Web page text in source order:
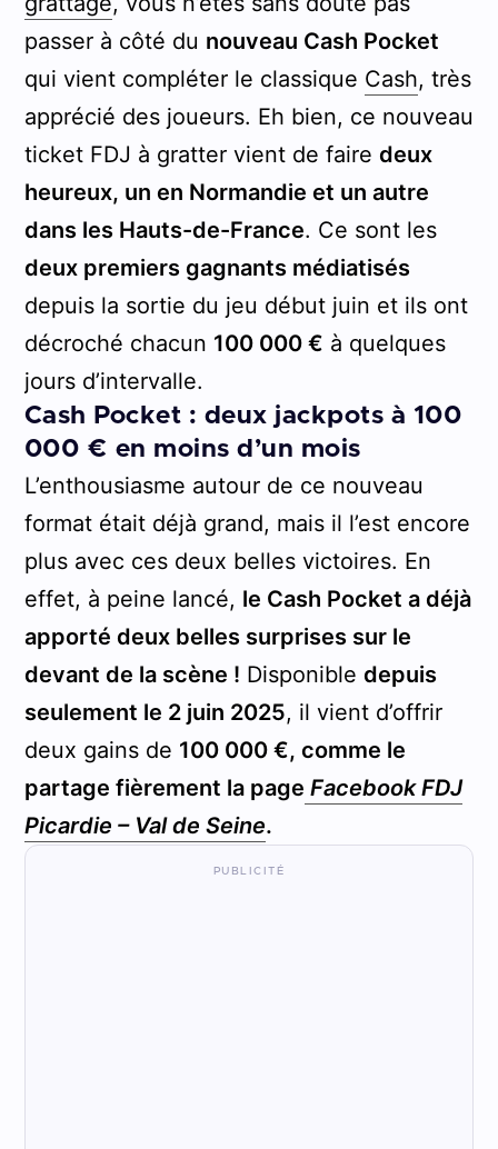
passer à côté du nouveau Cash Pocket
qui vient compléter le classique Cash, très
apprécié des joueurs. Eh bien, ce nouveau
ticket FDJ à gratter vient de faire deux
heureux, un en Normandie et un autre
dans les Hauts-de-France. Ce sont les
deux premiers gagnants médiatisés
depuis la sortie du jeu début juin et ils ont
décroché chacun 100 000 € à quelques
jours d’intervalle.
Cash Pocket : deux jackpots à 100
000 € en moins d’un mois
L’enthousiasme autour de ce nouveau
format était déjà grand, mais il l’est encore
plus avec ces deux belles victoires. En
effet, à peine lancé, le Cash Pocket a déjà
apporté deux belles surprises sur le
devant de la scène ! Disponible depuis
seulement le 2 juin 2025, il vient d’offrir
deux gains de 100 000 €, comme le
partage fièrement la page Facebook FDJ
Picardie – Val de Seine.